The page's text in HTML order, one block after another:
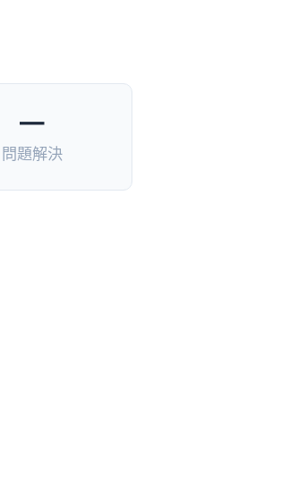
—
問題解決